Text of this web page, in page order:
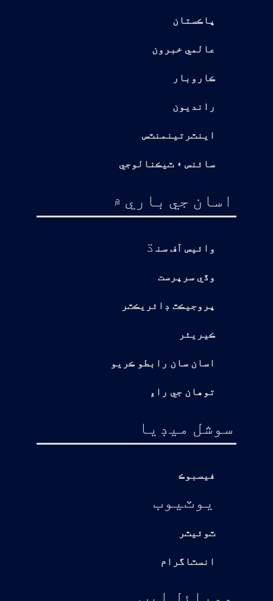
پاڪستان
عالمي خبرون
ڪاروبار
رانديون
اينٽرتينمنٽس
سائنس ۽ ٽيڪنالوجي
اسان جي باري ۾
وائيس آف سن ڌ
وڏي سرپرست
پروجيڪٽ ڊائريڪٽر
ڪيريئر
اسان سان رابطو ڪريو
توهان جي راءِ
سوشل ميڊيا
فيسبوڪ
يوٽيوب
ٽوئيٽر
انسٽاگرام
موبائل ايپ